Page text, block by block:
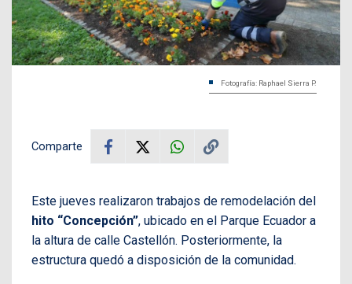
Fotografía: Raphael Sierra P.
Comparte
Este jueves realizaron trabajos de remodelación del
hito “Concepción”, ubicado en el Parque Ecuador a
la altura de calle Castellón. Posteriormente, la
estructura quedó a disposición de la comunidad.